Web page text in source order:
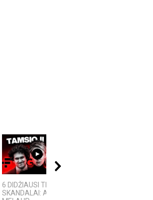
10:24
6 DIDŽIAUSI TECH
SKANDALAI: AFEROS,